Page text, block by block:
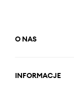
O NAS
INFORMACJE